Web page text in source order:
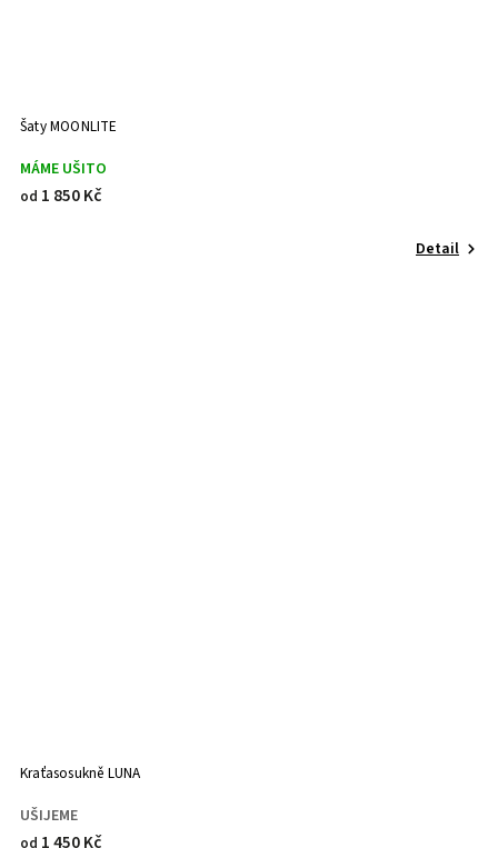
Šaty MOONLITE
MÁME UŠITO
od 1 850 Kč
Detail
Kraťasosukně LUNA
UŠIJEME
od 1 450 Kč